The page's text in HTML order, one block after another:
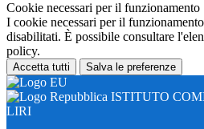
Cookie necessari per il funzionamento
I cookie necessari per il
disabilitati. È possibile consultare
policy.
Accetta tutti Salva le preferenze
ISTITUTO
LIRI